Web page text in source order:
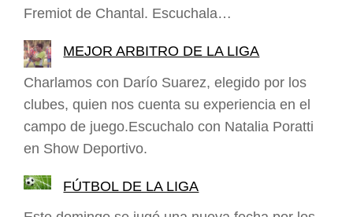
Fremiot de Chantal. Escuchala…
MEJOR ARBITRO DE LA LIGA
Charlamos con Darío Suarez, elegido por los
clubes, quien nos cuenta su experiencia en el
campo de juego.Escuchalo con Natalia Poratti
en Show Deportivo.
FÚTBOL DE LA LIGA